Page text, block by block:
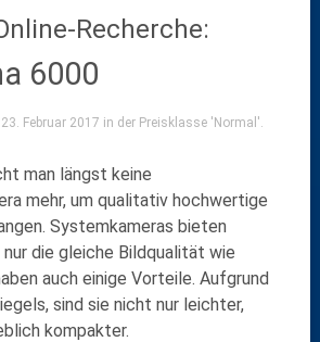
Recherche:
6000
Februar 2017 in der Preisklasse 'Normal'.
man längst keine
mehr, um qualitativ hochwertige
Systemkameras bieten
die gleiche Bildqualität wie
auch einige Vorteile. Aufgrund
sind sie nicht nur leichter,
kompakter.